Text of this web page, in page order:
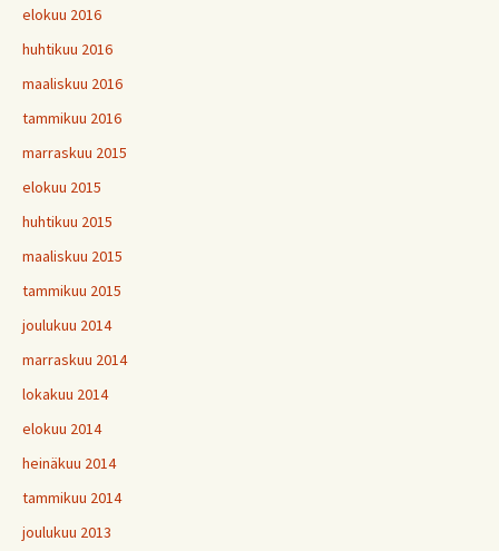
elokuu 2016
huhtikuu 2016
maaliskuu 2016
tammikuu 2016
marraskuu 2015
elokuu 2015
huhtikuu 2015
maaliskuu 2015
tammikuu 2015
joulukuu 2014
marraskuu 2014
lokakuu 2014
elokuu 2014
heinäkuu 2014
tammikuu 2014
joulukuu 2013